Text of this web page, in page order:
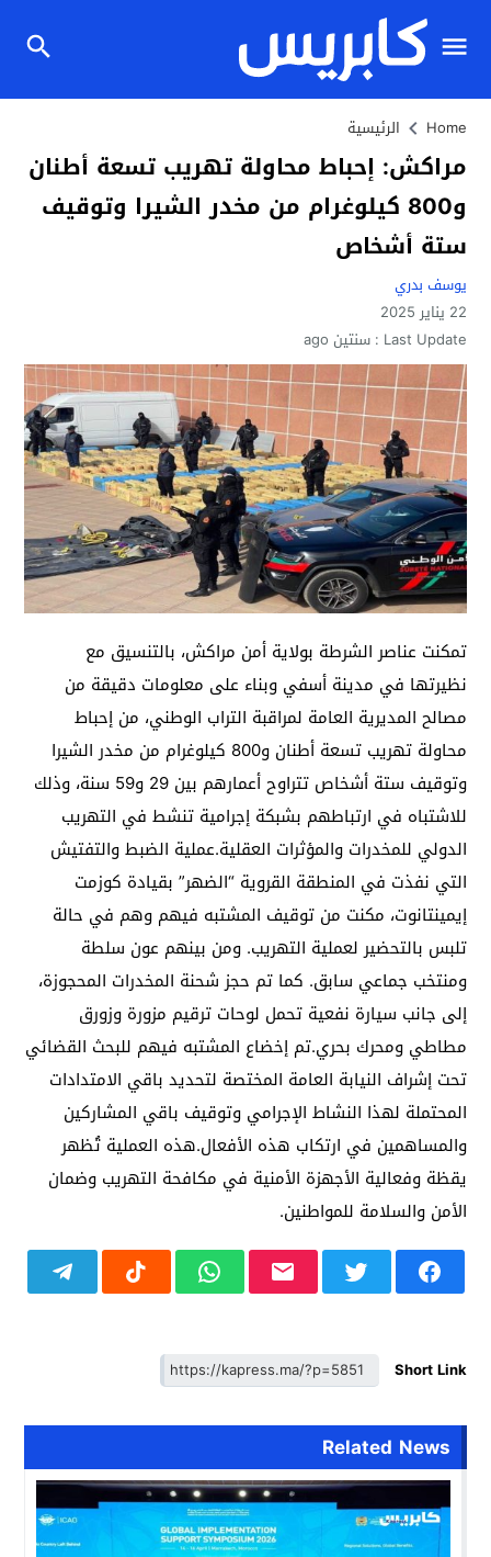
Home الرئيسية
مراكش: إحباط محاولة تهريب تسعة أطنان
و800 كيلوغرام من مخدر الشيرا وتوقيف
ستة أشخاص
يوسف بدري
22 يناير 2025
Last Update : سنتين ago
تمكنت عناصر الشرطة بولاية أمن مراكش، بالتنسيق مع
نظيرتها في مدينة أسفي وبناء على معلومات دقيقة من
مصالح المديرية العامة لمراقبة التراب الوطني، من إحباط
محاولة تهريب تسعة أطنان و800 كيلوغرام من مخدر الشيرا
وتوقيف ستة أشخاص تتراوح أعمارهم بين 29 و59 سنة، وذلك
للاشتباه في ارتباطهم بشبكة إجرامية تنشط في التهريب
الدولي للمخدرات والمؤثرات العقلية.عملية الضبط والتفتيش
التي نفذت في المنطقة القروية “الضهر” بقيادة كوزمت
إيمينتانوت، مكنت من توقيف المشتبه فيهم وهم في حالة
تلبس بالتحضير لعملية التهريب. ومن بينهم عون سلطة
ومنتخب جماعي سابق. كما تم حجز شحنة المخدرات المحجوزة،
إلى جانب سيارة نفعية تحمل لوحات ترقيم مزورة وزورق
مطاطي ومحرك بحري.تم إخضاع المشتبه فيهم للبحث القضائي
تحت إشراف النيابة العامة المختصة لتحديد باقي الامتدادات
المحتملة لهذا النشاط الإجرامي وتوقيف باقي المشاركين
والمساهمين في ارتكاب هذه الأفعال.هذه العملية تُظهر
يقظة وفعالية الأجهزة الأمنية في مكافحة التهريب وضمان
الأمن والسلامة للمواطنين.
Short Link
Related News